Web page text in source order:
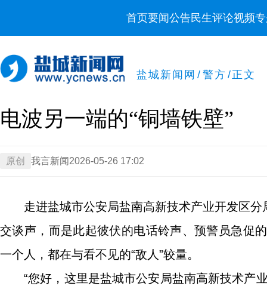
首页要闻公告民生评论视频
盐城新闻网 / 警方 /正文
电波另一端的“铜墙铁壁”
原创 我言新闻 2026-05-26 17:02
走进盐城市公安局盐南高新技术产业开发区
交谈声，而是此起彼伏的电话铃声、预警员急促
一个人，都在与看不见的“敌人”较量。
“您好，这里是盐城市公安局盐南高新技术产